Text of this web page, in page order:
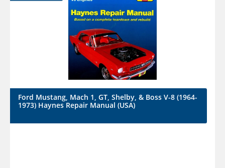
Ford Mustang, Mach 1, GT, Shelby, & Boss V-8 (1964-
1973) Haynes Repair Manual (USA)